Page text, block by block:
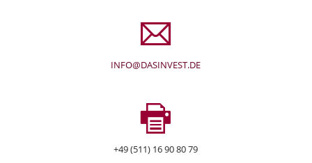
INFO@DASINVEST.DE
+49 (511) 16 90 80 79